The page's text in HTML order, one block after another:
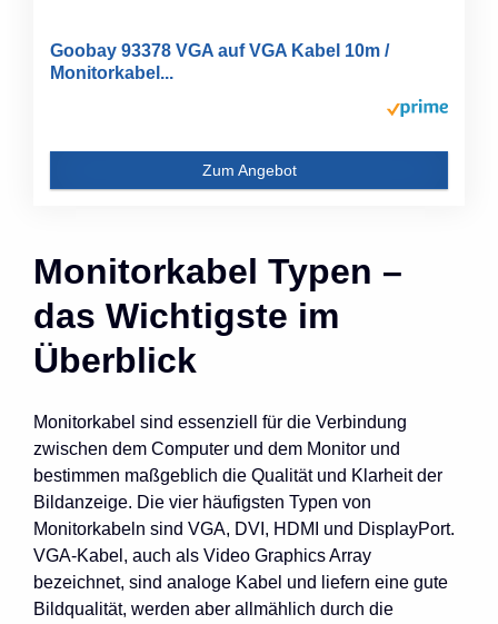
Goobay 93378 VGA auf VGA Kabel 10m /
Monitorkabel...
Zum Angebot
Monitorkabel Typen –
das Wichtigste im
Überblick
Monitorkabel sind essenziell für die Verbindung
zwischen dem Computer und dem Monitor und
bestimmen maßgeblich die Qualität und Klarheit der
Bildanzeige. Die vier häufigsten Typen von
Monitorkabeln sind VGA, DVI, HDMI und DisplayPort.
VGA-Kabel, auch als Video Graphics Array
bezeichnet, sind analoge Kabel und liefern eine gute
Bildqualität, werden aber allmählich durch die